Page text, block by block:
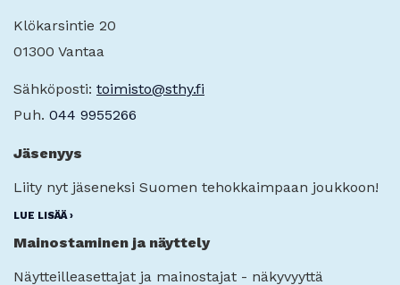
Klökarsintie 20
01300 Vantaa
Sähköposti: toimisto@sthy.fi
Puh. 044 9955266
Jäsenyys
Liity nyt jäseneksi Suomen tehokkaimpaan joukkoon!
LUE LISÄÄ ›
Mainostaminen ja näyttely
Näytteilleasettajat ja mainostajat - näkyvyyttä